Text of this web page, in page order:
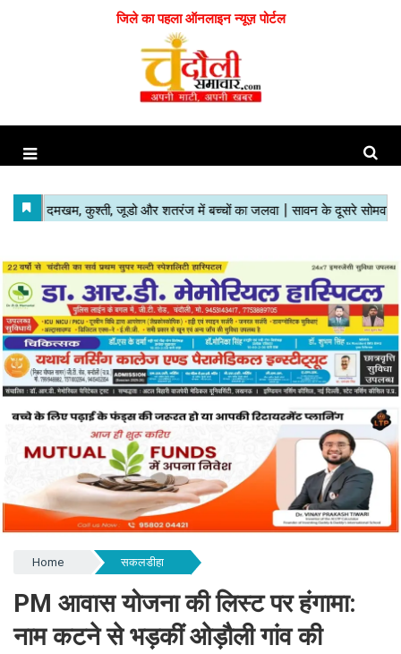
जिले का पहला ऑनलाइन न्यूज़ पोर्टल
Home सकलडीहा
PM आवास योजना की लिस्ट पर हंगामा:
नाम कटने से भड़कीं ओड़ौली गांव की